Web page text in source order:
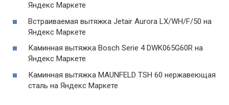
Яндекс Маркете
Встраиваемая вытяжка Jetair Aurora LX/WH/F/50 на
Яндекс Маркете
Каминная вытяжка Bosch Serie 4 DWK065G60R на
Яндекс Маркете
Каминная вытяжка MAUNFELD TSH 60 нержавеющая
сталь на Яндекс Маркете